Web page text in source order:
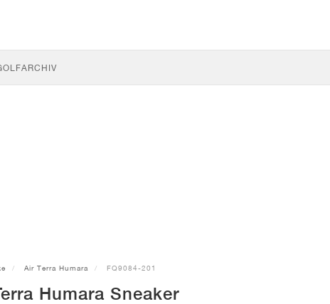
ARCHIV
Air Terra Humara FQ9084-201
Humara Sneaker